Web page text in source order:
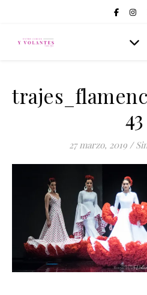
43
27 marzo, 2019 /